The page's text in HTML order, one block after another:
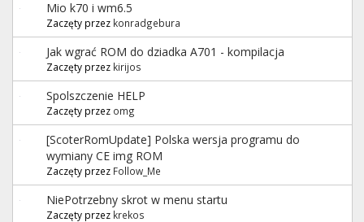
Mio k70 i wm6.5
Zaczęty przez konradgebura
Jak wgrać ROM do dziadka A701 - kompilacja
Zaczęty przez kirijos
Spolszczenie HELP
Zaczęty przez omg
[ScoterRomUpdate] Polska wersja programu do
wymiany CE img ROM
Zaczęty przez Follow_Me
NiePotrzebny skrot w menu startu
Zaczęty przez krekos